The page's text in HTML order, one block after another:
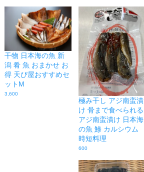
干物 日本海の魚 新
潟 肴 魚 おまかせ お
得 天ぴ屋おすすめセ
ットM
3,600
極み干し アジ南蛮漬
け 骨まで食べられる
アジ南蛮漬け 日本海
の魚 鯵 カルシウム
時短料理
600